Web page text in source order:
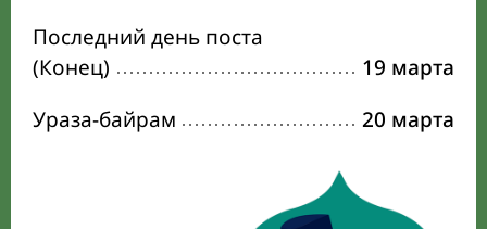
Последний день поста
(Конец)
19 марта
Ураза-байрам
20 марта